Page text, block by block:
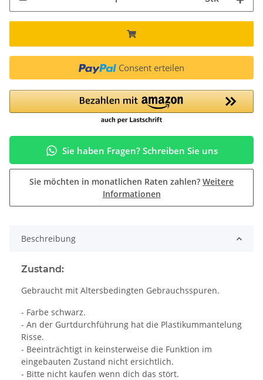
Consent erteilen
Sie haben Fragen? Schreiben Sie uns
Sie möchten in monatlichen Raten zahlen? Weitere
Informationen
Beschreibung
Zustand:
Gebraucht mit Altersbedingten Gebrauchsspuren.
- Farbe schwarz.
- An der Gurtdurchführung hat die Plastikummantelung
Risse.
- Beeinträchtigt in keinsterweise die Funktion im
eingebauten Zustand nicht ersichtlich.
- Bitte nicht kaufen wenn dich das stört.